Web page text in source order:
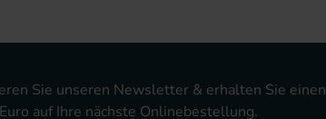
Sie unseren Newsletter & erhalten Sie einen
auf Ihre nächste Onlinebestellung.